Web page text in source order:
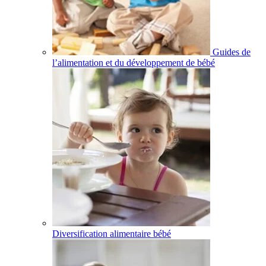
Guides de
l’alimentation et du développement de bébé
Diversification alimentaire bébé